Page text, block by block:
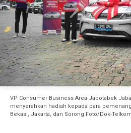
VP Consumer Business Area Jabotabek
menyerahkan hadiah kepada para
Bekasi, Jakarta, dan Sorong.Foto/Dok-